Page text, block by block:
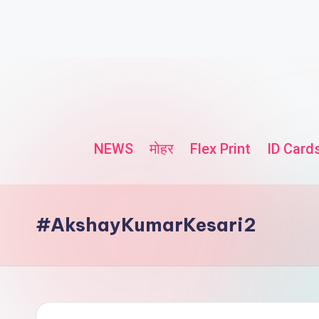
NEWS मोहर Flex Print ID
#AkshayKumarKesari2